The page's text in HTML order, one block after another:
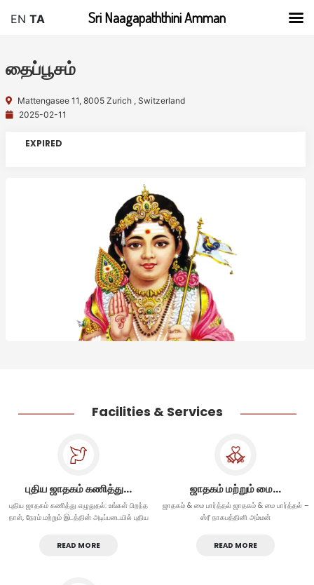
தைப்பூசம்
Mattengasee 11, 8005 Zurich , Switzerland
2025-02-11
EXPIRED
Facilities & Services
புதிய ஜாதகம் கணித்து…
புதிய ஜாதகம் கணித்து எழுதுதல்: உங்கள் பிறந்த
நாள், நேரம் மற்றும் இடத்தின் அடிப்படையில் புதிய
READ MORE
ஜாதகம் மற்றும் மை…
ஜாதகம் & மை பார்த்தல் ஜாதகம் & மை பார்த்தல் –
ஸ்ரீ நாகபத்தினி அம்மன்
READ MORE
EN TA Sri Naagapaththini Amman